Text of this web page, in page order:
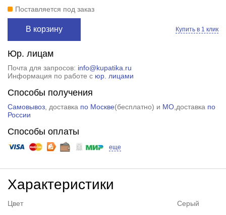
Поставляется под заказ
В корзину Купить в 1 клик
Юр. лицам
Почта для запросов: info@kupatika.ru
Информация по работе с юр. лицами
Способы получения
Самовывоз, доставка по Москве(бесплатно) и МО,доставка по
России
Способы оплаты
еще
Характеристики
Цвет Серый